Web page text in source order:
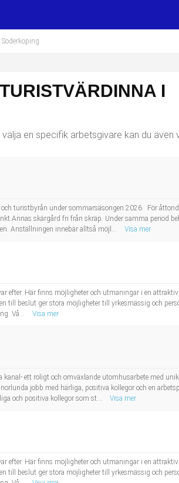
Söderköping
I
en specifik arbetsgivare kan du även
turistbyrån under sommarsäsongen 2026 För
Annas skärgård fri från skräp. Under samma period
Anställningen innebär alltså möjl...
Visa mer
efter. Här finns möjligheter och utmaningar i en
till beslut ger stora möjligheter till yrkesmässig och
Vå...
Visa mer
ett roligt och omväxlande utomhusarbete med
jobb med härliga, positiva kollegor och en
och positiva kollegor som st...
Visa mer
efter. Här finns möjligheter och utmaningar i en
till beslut ger stora möjligheter till yrkesmässig och